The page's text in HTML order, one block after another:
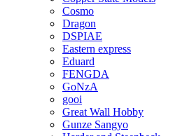
Cosmo
Dragon
DSPIAE
Eastern express
Eduard
FENGDA
GoNzA
gooi
Great Wall Hobby
Gunze Sangyo